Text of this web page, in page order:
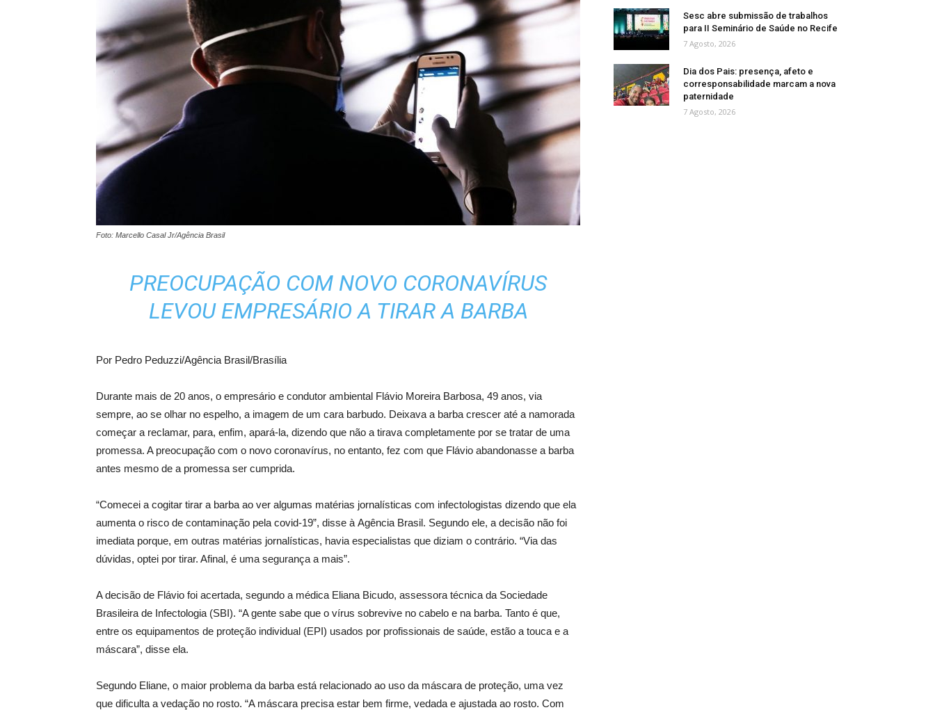
Foto: Marcello Casal Jr/Agência Brasil
PREOCUPAÇÃO COM NOVO CORONAVÍRUS
LEVOU EMPRESÁRIO A TIRAR A BARBA
Por Pedro Peduzzi/Agência Brasil/Brasília
Durante mais de 20 anos, o empresário e condutor ambiental Flávio Moreira Barbosa, 49 anos, via
sempre, ao se olhar no espelho, a imagem de um cara barbudo. Deixava a barba crescer até a namorada
começar a reclamar, para, enfim, apará-la, dizendo que não a tirava completamente por se tratar de uma
promessa. A preocupação com o novo coronavírus, no entanto, fez com que Flávio abandonasse a barba
antes mesmo de a promessa ser cumprida.
“Comecei a cogitar tirar a barba ao ver algumas matérias jornalísticas com infectologistas dizendo que ela
aumenta o risco de contaminação pela covid-19”, disse à Agência Brasil. Segundo ele, a decisão não foi
imediata porque, em outras matérias jornalísticas, havia especialistas que diziam o contrário. “Via das
dúvidas, optei por tirar. Afinal, é uma segurança a mais”.
A decisão de Flávio foi acertada, segundo a médica Eliana Bicudo, assessora técnica da Sociedade
Brasileira de Infectologia (SBI). “A gente sabe que o vírus sobrevive no cabelo e na barba. Tanto é que,
entre os equipamentos de proteção individual (EPI) usados por profissionais de saúde, estão a touca e a
máscara”, disse ela.
Segundo Eliane, o maior problema da barba está relacionado ao uso da máscara de proteção, uma vez
que dificulta a vedação no rosto. “A máscara precisa estar bem firme, vedada e ajustada ao rosto. Com
Sesc abre submissão de trabalhos
para II Seminário de Saúde no Recife
7 Agosto, 2026
Dia dos Pais: presença, afeto e
corresponsabilidade marcam a nova
paternidade
7 Agosto, 2026